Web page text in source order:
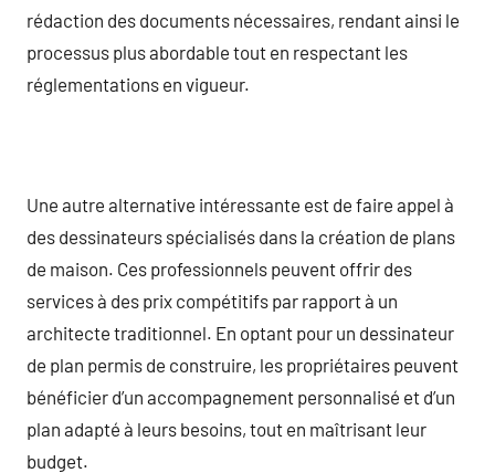
rédaction des documents nécessaires, rendant ainsi le
processus plus abordable tout en respectant les
réglementations en vigueur.
Une autre alternative intéressante est de faire appel à
des dessinateurs spécialisés dans la création de plans
de maison. Ces professionnels peuvent offrir des
services à des prix compétitifs par rapport à un
architecte traditionnel. En optant pour un dessinateur
de plan permis de construire, les propriétaires peuvent
bénéficier d’un accompagnement personnalisé et d’un
plan adapté à leurs besoins, tout en maîtrisant leur
budget.